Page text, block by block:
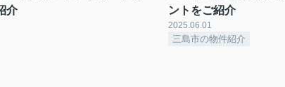
介
ントをご紹介
2025.06.01
三島市の物件紹介